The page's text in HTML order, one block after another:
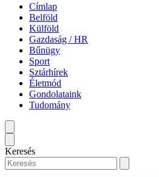
Címlap
Belföld
Külföld
Gazdaság / HR
Bűnügy
Sport
Sztárhírek
Életmód
Gondolataink
Tudomány
Keresés